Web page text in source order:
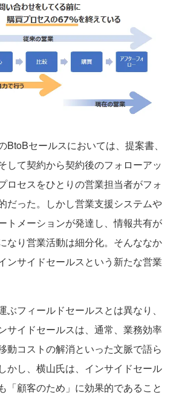
セールスにおいては、提案書、
して契約から契約後のフォローアッ
ロセスをひとりの営業担当者がフォ
だった。しかし営業支援システムや
トメーションが発達し、情報共有が
なり営業活動は細分化。そんななか
ンサイドセールスという新たな営業
フィールドセールスとは異なり、
サイドセールスは、通常、業務効率
動コストの解消といった文脈で語ら
かし、横山氏は、インサイドセール
「顧客のため」に効果的であること